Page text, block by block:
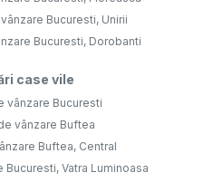
Bucuresti, Unirii
Bucuresti, Dorobanti
case vile
vânzare Bucuresti
vânzare Buftea
Buftea, Central
Vatra Luminoasa